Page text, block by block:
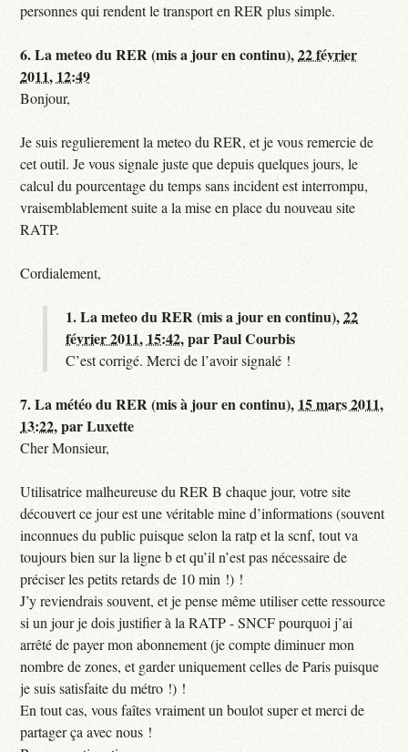
personnes qui rendent le transport en RER plus simple.
6.La meteo du RER (mis a jour en continu),22 février
2011, 12:49
Bonjour,
Je suis regulierement la meteo du RER, et je vous remercie de
cet outil. Je vous signale juste que depuis quelques jours, le
calcul du pourcentage du temps sans incident est interrompu,
vraisemblablement suite a la mise en place du nouveau site
RATP.
Cordialement,
1.La meteo du RER (mis a jour en continu),22
février 2011, 15:42,parPaul Courbis
C’est corrigé. Merci de l’avoir signalé !
7.La météo du RER (mis à jour en continu), 15 mars 2011,
13:22,parLuxette
Cher Monsieur,
Utilisatrice malheureuse du RER B chaque jour, votre site
découvert ce jour est une véritable mine d’informations (souvent
inconnues du public puisque selon la ratp et la scnf, tout va
toujours bien sur la ligne b et qu’il n’est pas nécessaire de
préciser les petits retards de 10 min !) !
J’y reviendrais souvent, et je pense même utiliser cette ressource
si un jour je dois justifier à la RATP - SNCF pourquoi j’ai
arrêté de payer mon abonnement (je compte diminuer mon
nombre de zones, et garder uniquement celles de Paris puisque
je suis satisfaite du métro !) !
En tout cas, vous faîtes vraiment un boulot super et merci de
partager ça avec nous !